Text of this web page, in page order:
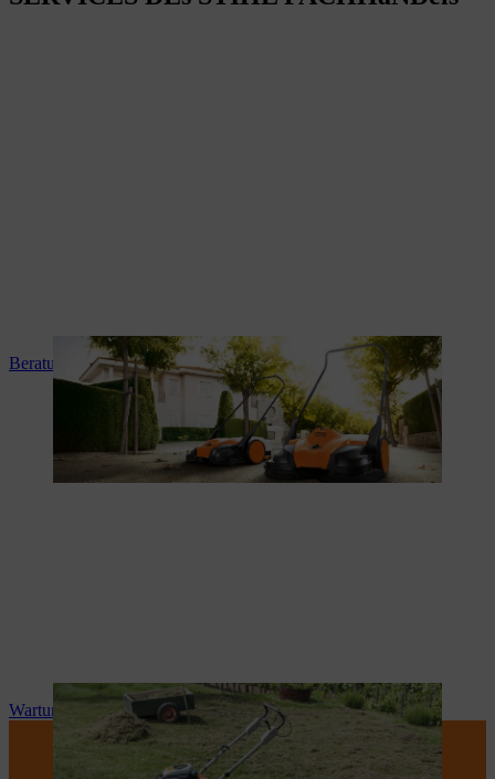
Beratung und Produkteinweisung
Wartung und Reparatur